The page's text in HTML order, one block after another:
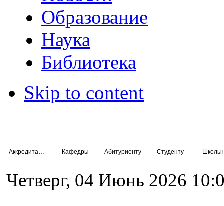
Образование
Наука
Библиотека
Skip to content
Кафедры Абитуриенту Студенту
Четверг, 04 Июнь 2026